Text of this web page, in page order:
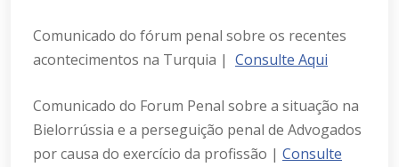
Comunicado do fórum penal sobre os recentes
acontecimentos na Turquia | Consulte Aqui
Comunicado do Forum Penal sobre a situação na
Bielorrússia e a perseguição penal de Advogados
por causa do exercício da profissão | Consulte